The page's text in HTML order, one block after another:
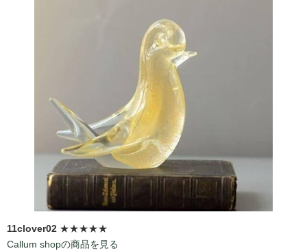
11clover02 ★★★★★
Callum shopの商品を見る